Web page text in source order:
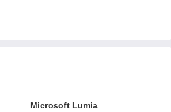
Microsoft Lumia